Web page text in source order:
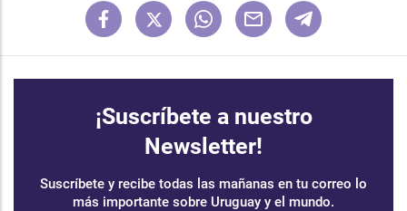
¡Suscríbete a nuestro
Newsletter!
Suscríbete y recibe todas las mañanas en tu correo lo
más importante sobre Uruguay y el mundo.